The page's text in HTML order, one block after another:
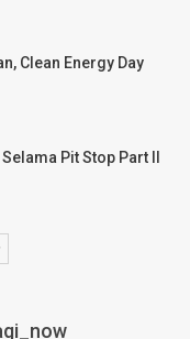
Clean Energy Day
Pit Stop Part II